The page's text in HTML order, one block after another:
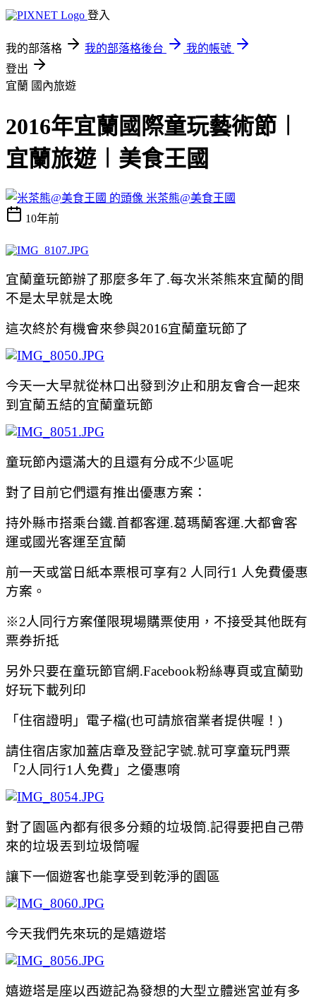
登入
我的部落格 我的部落格後台
我的帳號
登出
宜蘭 國內旅遊
2016年宜蘭國際童玩藝術節︱
宜蘭旅遊︱美食王國
米茶熊@美食王國
10年前
宜蘭童玩節辦了那麼多年了.每次米茶熊來宜蘭的間
不是太早就是太晚
這次終於有機會來參與2016宜蘭童玩節了
今天一大早就從林口出發到汐止和朋友會合一起來
到宜蘭五結的宜蘭童玩節
童玩節內還滿大的且還有分成不少區呢
對了目前它們還有推出優惠方案‬：
持外縣市搭乘台鐵.首都客運.葛瑪蘭客運.大都會客
運或國光客運至宜蘭
前一天或當日紙本票根可享有2 人同行1 人免費優惠
方案。
※2人同行方案僅限現場購票使用，不接受其他既有
票券折抵
另外只要在童玩節官網.Facebook粉絲專頁或宜蘭勁
好玩下載列印
「住宿證明」電子檔(也可請旅宿業者提供喔！)
請住宿店家加蓋店章及登記字號.就可享童玩門票
「2人同行1人免費」之優惠唷
對了園區內都有很多分類的垃圾筒.記得要把自己帶
來的垃圾丟到垃圾筒喔
讓下一個遊客也能享受到乾淨的園區
今天我們先來玩的是嬉遊塔
嬉遊塔是座以西遊記為發想的大型立體迷宮並有多